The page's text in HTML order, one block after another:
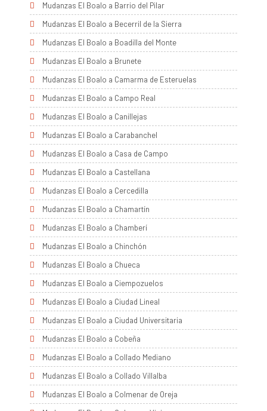
Mudanzas El Boalo a Barrio del Pilar
Mudanzas El Boalo a Becerril de la Sierra
Mudanzas El Boalo a Boadilla del Monte
Mudanzas El Boalo a Brunete
Mudanzas El Boalo a Camarma de Esteruelas
Mudanzas El Boalo a Campo Real
Mudanzas El Boalo a Canillejas
Mudanzas El Boalo a Carabanchel
Mudanzas El Boalo a Casa de Campo
Mudanzas El Boalo a Castellana
Mudanzas El Boalo a Cercedilla
Mudanzas El Boalo a Chamartín
Mudanzas El Boalo a Chamberí
Mudanzas El Boalo a Chinchón
Mudanzas El Boalo a Chueca
Mudanzas El Boalo a Ciempozuelos
Mudanzas El Boalo a Ciudad Lineal
Mudanzas El Boalo a Ciudad Universitaria
Mudanzas El Boalo a Cobeña
Mudanzas El Boalo a Collado Mediano
Mudanzas El Boalo a Collado Villalba
Mudanzas El Boalo a Colmenar de Oreja